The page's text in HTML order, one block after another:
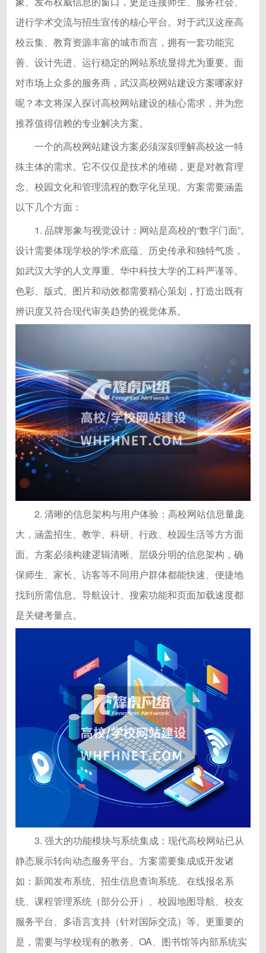
进行学术交流与招生宣传的核心平台。对于武汉这座高
校云集、教育资源丰富的城市而言，拥有一套功能完
善、设计先进、运行稳定的网站系统显得尤为重要。面
对市场上众多的服务商，武汉高校网站建设方案哪家好
呢？本文将深入探讨高校网站建设的核心需求，并为您
推荐值得信赖的专业解决方案。
一个的高校网站建设方案必须深刻理解高校这一特
殊主体的需求。它不仅仅是技术的堆砌，更是对教育理
念、校园文化和管理流程的数字化呈现。方案需要涵盖
以下几个方面：
1. 品牌形象与视觉设计：网站是高校的“数字门面”。
设计需要体现学校的学术底蕴、历史传承和独特气质，
如武汉大学的人文厚重、华中科技大学的工科严谨等。
色彩、版式、图片和动效都需要精心策划，打造出既有
辨识度又符合现代审美趋势的视觉体系。
2. 清晰的信息架构与用户体验：高校网站信息量庞
大，涵盖招生、教学、科研、行政、校园生活等方方面
面。方案必须构建逻辑清晰、层级分明的信息架构，确
保师生、家长、访客等不同用户群体都能快速、便捷地
找到所需信息。导航设计、搜索功能和页面加载速度都
是关键考量点。
3. 强大的功能模块与系统集成：现代高校网站已从
静态展示转向动态服务平台。方案需要集成或开发诸
如：新闻发布系统、招生信息查询系统、在线报名系
统、课程管理系统（部分公开）、校园地图导航、校友
服务平台、多语言支持（针对国际交流）等。更重要的
是，需要与学校现有的教务、OA、图书馆等内部系统实